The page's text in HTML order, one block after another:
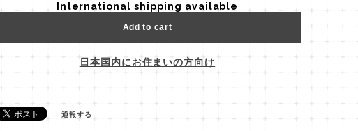
International shipping available
Add to cart
日本国内にお住まいの方向け
通報する